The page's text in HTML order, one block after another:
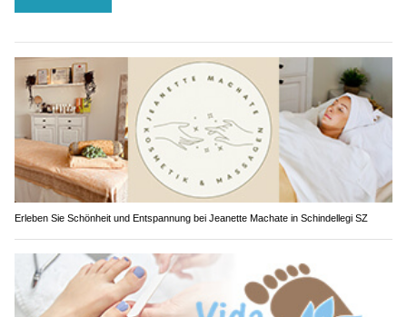
Erleben Sie Schönheit und Entspannung bei Jeanette Machate in Schindellegi SZ